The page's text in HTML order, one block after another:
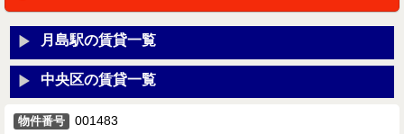
月島駅の賃貸一覧
中央区の賃貸一覧
物件番号
001483